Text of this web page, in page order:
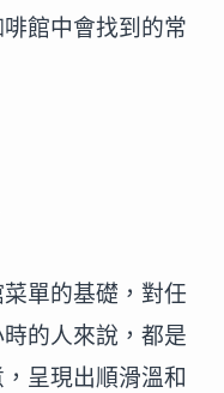
館中會找到的常
單的基礎，對任
的人來說，都是
呈現出順滑溫和